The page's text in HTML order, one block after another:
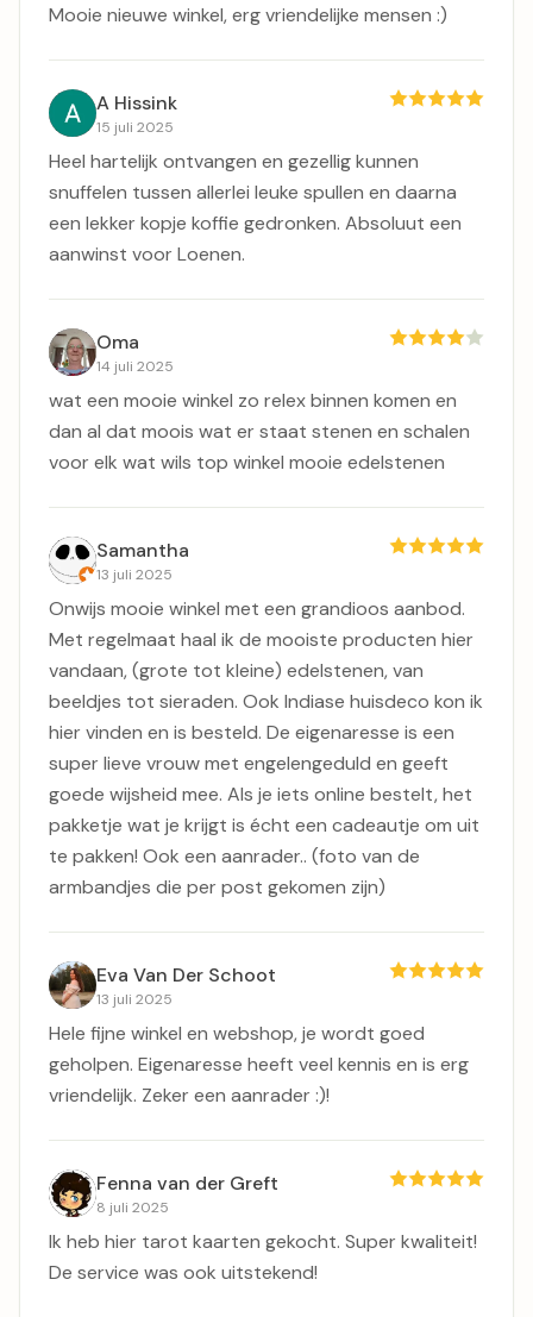
Mooie nieuwe winkel, erg vriendelijke mensen :)
A Hissink
15 juli 2025
Heel hartelijk ontvangen en gezellig kunnen
snuffelen tussen allerlei leuke spullen en daarna
een lekker kopje koffie gedronken. Absoluut een
aanwinst voor Loenen.
Oma
14 juli 2025
wat een mooie winkel zo relex binnen komen en
dan al dat moois wat er staat stenen en schalen
voor elk wat wils top winkel mooie edelstenen
Samantha
13 juli 2025
Onwijs mooie winkel met een grandioos aanbod.
Met regelmaat haal ik de mooiste producten hier
vandaan, (grote tot kleine) edelstenen, van
beeldjes tot sieraden. Ook Indiase huisdeco kon ik
hier vinden en is besteld. De eigenaresse is een
super lieve vrouw met engelengeduld en geeft
goede wijsheid mee. Als je iets online bestelt, het
pakketje wat je krijgt is écht een cadeautje om uit
te pakken! Ook een aanrader.. (foto van de
armbandjes die per post gekomen zijn)
Eva Van Der Schoot
13 juli 2025
Hele fijne winkel en webshop, je wordt goed
geholpen. Eigenaresse heeft veel kennis en is erg
vriendelijk. Zeker een aanrader :)!
Fenna van der Greft
8 juli 2025
Ik heb hier tarot kaarten gekocht. Super kwaliteit!
De service was ook uitstekend!